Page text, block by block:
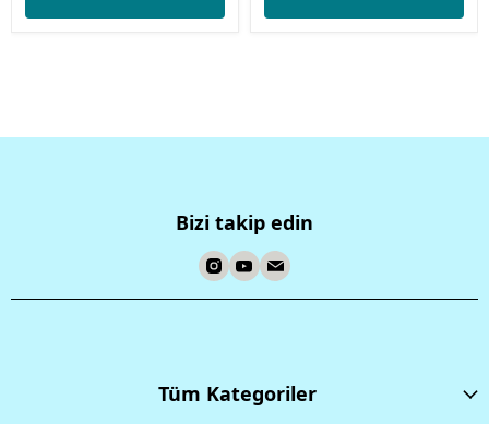
Bizi takip edin
Tüm Kategoriler